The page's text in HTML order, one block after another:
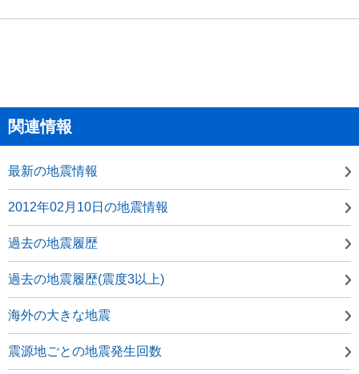
関連情報
最新の地震情報
2012年02月10日の地震情報
過去の地震履歴
過去の地震履歴(震度3以上)
海外の大きな地震
震源地ごとの地震発生回数